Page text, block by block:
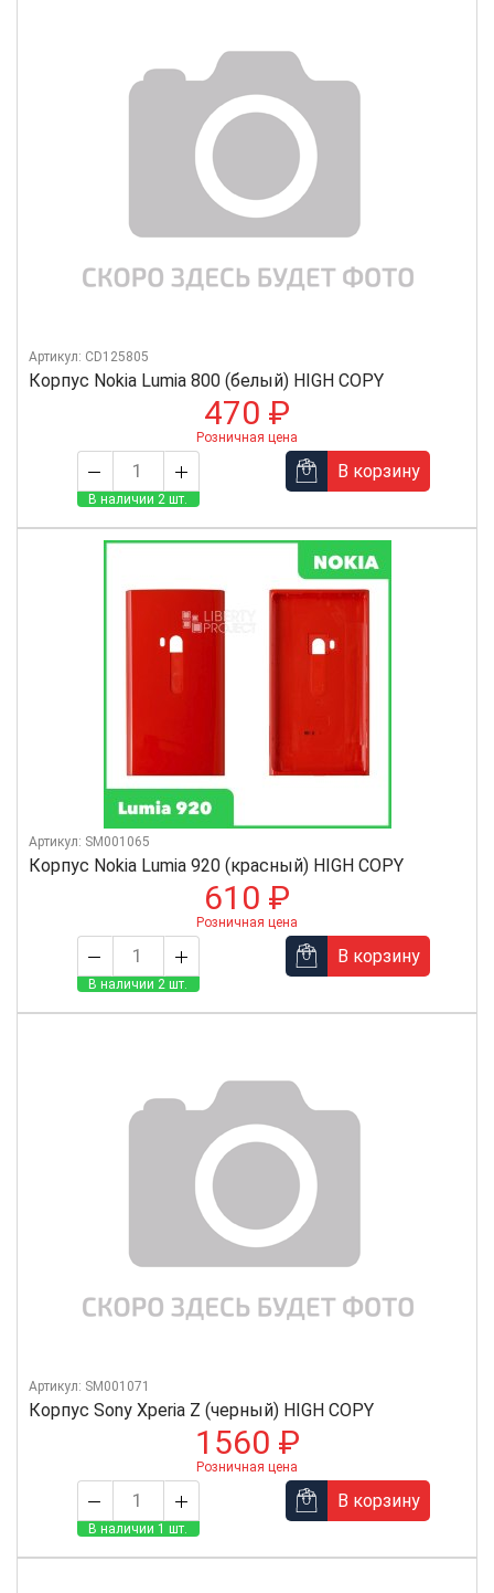
Корпус Nokia Lumia 800 (белый) HIGH COPY
Артикул: CD125805
470 ₽
Розничная цена
В наличии 2 шт.
В корзину
Корпус Nokia Lumia 920 (красный) HIGH COPY
Артикул: SM001065
610 ₽
Розничная цена
В наличии 2 шт.
В корзину
Корпус Sony Xperia Z (черный) HIGH COPY
Артикул: SM001071
1560 ₽
Розничная цена
В наличии 1 шт.
В корзину